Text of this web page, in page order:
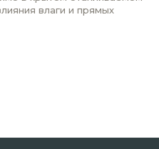
влаги и прямых